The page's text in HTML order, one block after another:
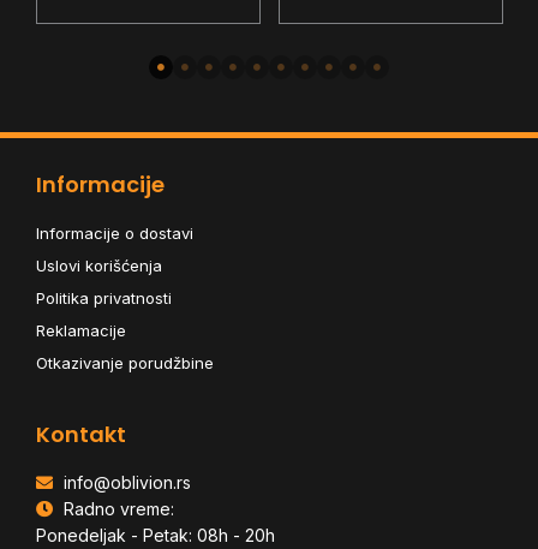
Informacije
Informacije o dostavi
Uslovi korišćenja
Politika privatnosti
Reklamacije
Otkazivanje porudžbine
Kontakt
info@oblivion.rs
Radno vreme:
Ponedeljak - Petak: 08h - 20h